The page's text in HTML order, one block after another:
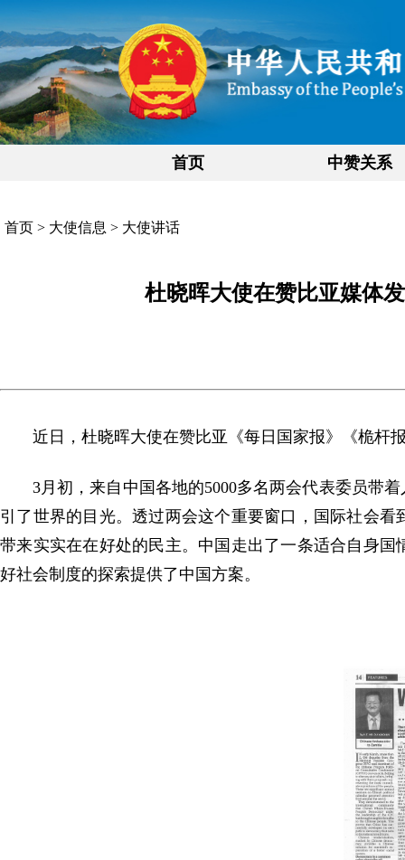
首页 中赞关系
首页 > 大使信息 > 大使讲话
杜晓晖大使在赞比亚媒体
近日，杜晓晖大使在赞比亚《每日国家报》《桅杆
3月初，来自中国各地的5000多名两会代表委员带
引了世界的目光。透过两会这个重要窗口，国际社会
带来实实在在好处的民主。中国走出了一条适合自身
好社会制度的探索提供了中国方案。